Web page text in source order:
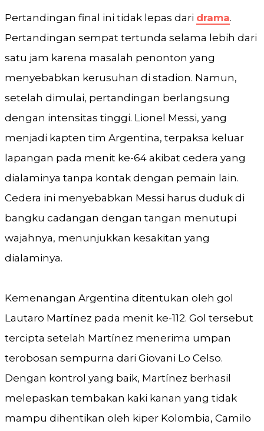
Pertandingan final ini tidak lepas dari drama.
Pertandingan sempat tertunda selama lebih dari
satu jam karena masalah penonton yang
menyebabkan kerusuhan di stadion. Namun,
setelah dimulai, pertandingan berlangsung
dengan intensitas tinggi. Lionel Messi, yang
menjadi kapten tim Argentina, terpaksa keluar
lapangan pada menit ke-64 akibat cedera yang
dialaminya tanpa kontak dengan pemain lain.
Cedera ini menyebabkan Messi harus duduk di
bangku cadangan dengan tangan menutupi
wajahnya, menunjukkan kesakitan yang
dialaminya​.
Kemenangan Argentina ditentukan oleh gol
Lautaro Martínez pada menit ke-112. Gol tersebut
tercipta setelah Martínez menerima umpan
terobosan sempurna dari Giovani Lo Celso.
Dengan kontrol yang baik, Martínez berhasil
melepaskan tembakan kaki kanan yang tidak
mampu dihentikan oleh kiper Kolombia, Camilo